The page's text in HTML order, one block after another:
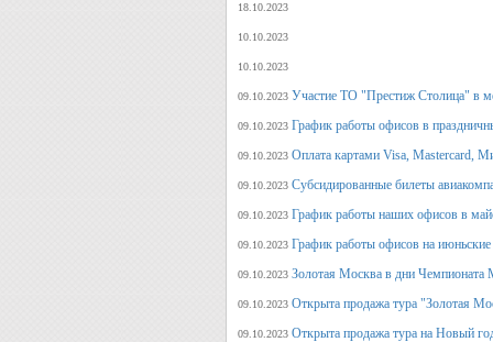
18.10.2023
10.10.2023
10.10.2023
09.10.2023 Участие ТО "Престиж Столица" в
09.10.2023 График работы офисов в
09.10.2023 Оплата картами Visa, Mastercard,
09.10.2023 Субсидированные билеты
09.10.2023 График работы наших офисов в
09.10.2023 График работы офисов на
09.10.2023 Золотая Москва в дни Чемпионата
09.10.2023 Открыта продажа тура "Золотая
09.10.2023 Открыта продажа тура на Новый